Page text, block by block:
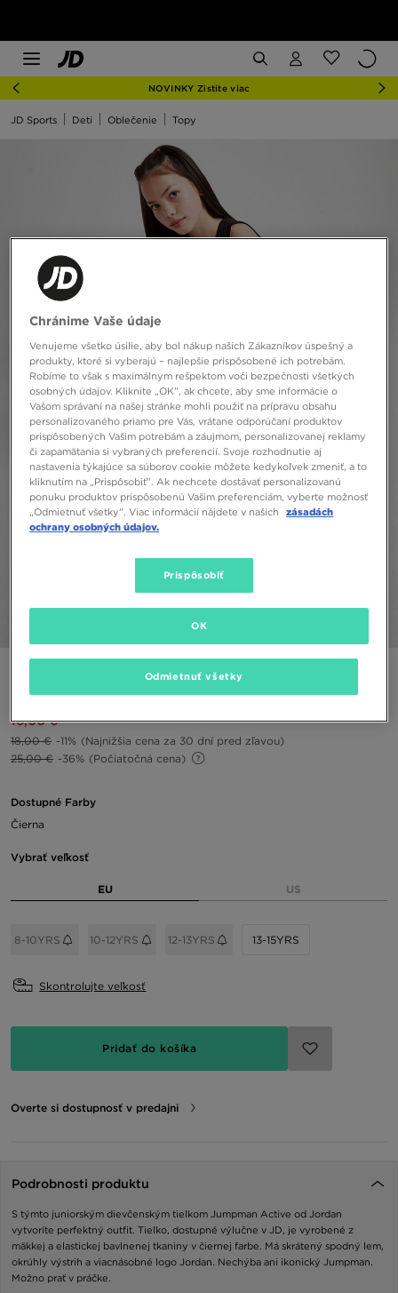
NOVINKY Zistite viac
JD Sports Deti Oblečenie Topy
JORDAN TOP JORDAN ESSENTIALS ACTIVE TOP G
16,00 €
18,00 € -11%
(Najnižšia cena za 30 dní pred zľavou)
25,00 € -36% (Počiatočná cena)
Dostupné Farby
Čierna
Vybrať veľkosť
EU US
8-10YRS 10-12YRS 12-13YRS 13-15YRS
Skontrolujte veľkosť
Pridať do košíka
Overte si dostupnosť v predajni
Podrobnosti produktu
S týmto juniorským dievčenským tielkom Jumpman Active od Jordan
vytvoríte perfektný outfit. Tielko, dostupné výlučne v JD, je vyrobené z
mäkkej a elastickej bavlnenej tkaniny v čiernej farbe. Má skrátený spodný lem,
okrúhly výstrih a viacnásobné logo Jordan. Nechýba ani ikonický Jumpman.
Možno prať v práčke.
Chránime Vaše údaje
Venujeme všetko úsilie, aby bol nákup našich Zákazníkov úspešný a
produkty, ktoré si vyberajú – najlepšie prispôsobené ich potrebám.
Robíme to však s maximálnym rešpektom voči bezpečnosti všetkých
osobných údajov. Kliknite „OK”, ak chcete, aby sme informácie o
Vašom správaní na našej stránke mohli použiť na prípravu obsahu
personalizovaného priamo pre Vás, vrátane odporúčaní produktov
prispôsobených Vašim potrebám a záujmom, personalizovanej reklamy
či zapamätania si vybraných preferencií. Svoje rozhodnutie aj
nastavenia týkajúce sa súborov cookie môžete kedykoľvek zmeniť, a to
kliknutím na „Prispôsobiť”. Ak nechcete dostávať personalizovanú
ponuku produktov prispôsobenú Vašim preferenciám, vyberte možnosť
„Odmietnuť všetky”. Viac informácií nájdete v našich
zásadách
ochrany osobných údajov.
Prispôsobiť
Odmietnuť všetky
OK